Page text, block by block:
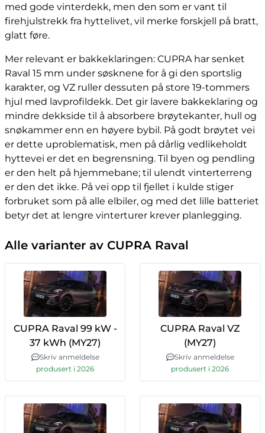
med gode vinterdekk, men den som er vant til
firehjulstrekk fra hyttelivet, vil merke forskjell på bratt,
glatt føre.
Mer relevant er bakkeklaringen: CUPRA har senket
Raval 15 mm under søsknene for å gi den sportslig
karakter, og VZ ruller dessuten på store 19-tommers
hjul med lavprofildekk. Det gir lavere bakkeklaring og
mindre dekkside til å absorbere brøytekanter, hull og
snøkammer enn en høyere bybil. På godt brøytet vei
er dette uproblematisk, men på dårlig vedlikeholdt
hyttevei er det en begrensning. Til byen og pendling
er den helt på hjemmebane; til ulendt vinterterreng
er den det ikke. På vei opp til fjellet i kulde stiger
forbruket som på alle elbiler, og med det lille batteriet
betyr det at lengre vinterturer krever planlegging.
Alle varianter av CUPRA Raval
CUPRA Raval 99 kW -
37 kWh (MY27)
Skriv anmeldelse
produsert i 2026
CUPRA Raval VZ
(MY27)
Skriv anmeldelse
produsert i 2026